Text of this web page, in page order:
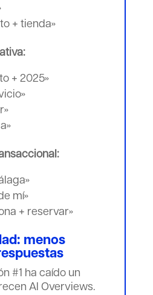
+ tienda»
+ 2025»
mí»
+ reservar»
menos
#1 ha caído un
AI Overviews.